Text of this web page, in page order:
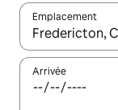
Emplacement
Quand les
Arrivée